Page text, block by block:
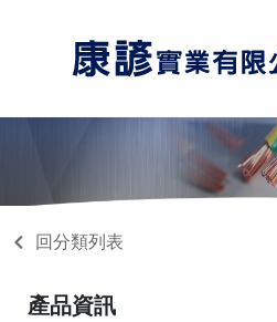
回分類列表
產品資訊